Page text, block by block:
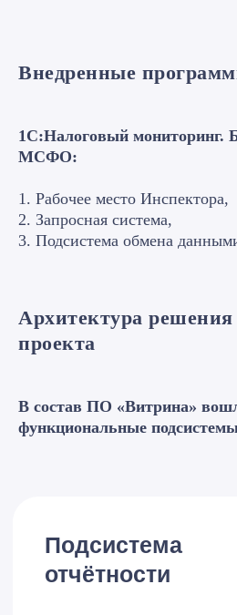
Внедренные
1C:Налоговый мониторинг.
МСФО:
1. Рабочее место Инспектора,
2. Запросная система,
3. Подсистема обмена
Архитектура
проекта
В состав ПО «Витрина»
функциональные